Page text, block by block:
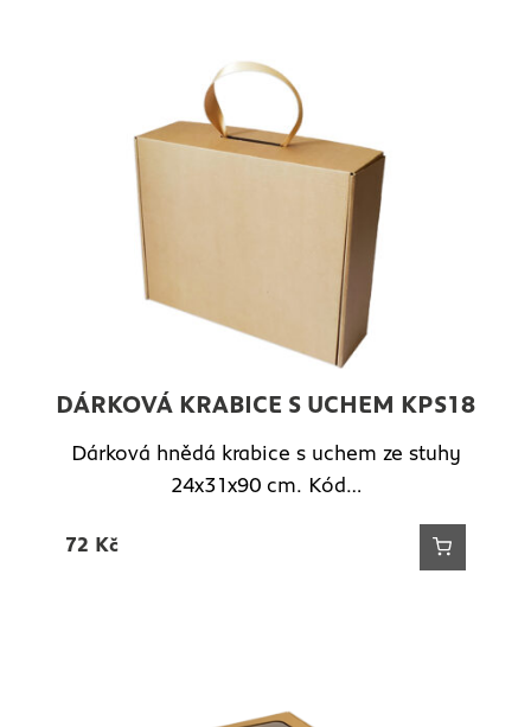
DÁRKOVÁ KRABICE S UCHEM KPS18
Dárková hnědá krabice s uchem ze stuhy
24x31x90 cm. Kód…
72 Kč